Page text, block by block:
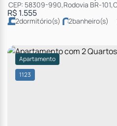
R$ 1.555
CEP: 58309-990,Rodovia BR-101,
2dormitório(s) 2banheiro(s)
1123
Apartamento